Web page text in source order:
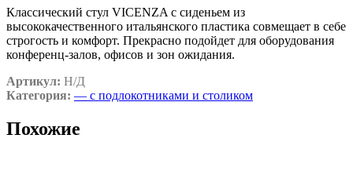
Классический стул VICENZA с сиденьем из
высококачественного итальянского пластика совмещает в себе
строгость и комфорт. Прекрасно подойдет для оборудования
конференц-залов, офисов и зон ожидания.
Артикул: Н/Д
Категория: — с подлокотниками и столиком
Похожие